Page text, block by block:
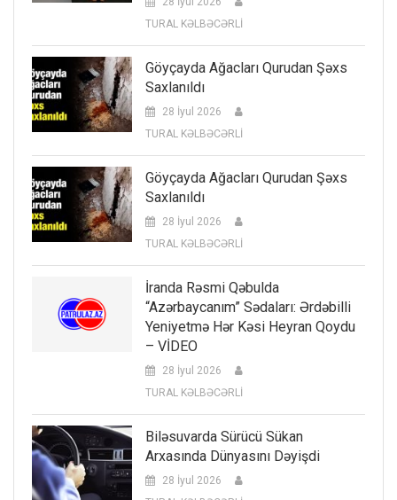
TURAL KƏLBƏCƏRLİ
Göyçayda Ağacları Qurudan Şəxs
Saxlanıldı
28 İyul 2026
TURAL KƏLBƏCƏRLİ
Göyçayda Ağacları Qurudan Şəxs
Saxlanıldı
28 İyul 2026
TURAL KƏLBƏCƏRLİ
İranda Rəsmi Qəbulda
“Azərbaycanım” Sədaları: Ərdəbilli
Yeniyetmə Hər Kəsi Heyran Qoydu
– VİDEO
28 İyul 2026
TURAL KƏLBƏCƏRLİ
Biləsuvarda Sürücü Sükan
Arxasında Dünyasını Dəyişdi
28 İyul 2026